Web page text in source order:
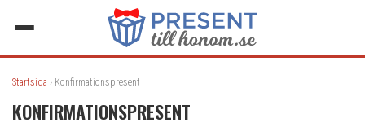
Startsida › Konfirmationspresent
KONFIRMATIONSPRESENT